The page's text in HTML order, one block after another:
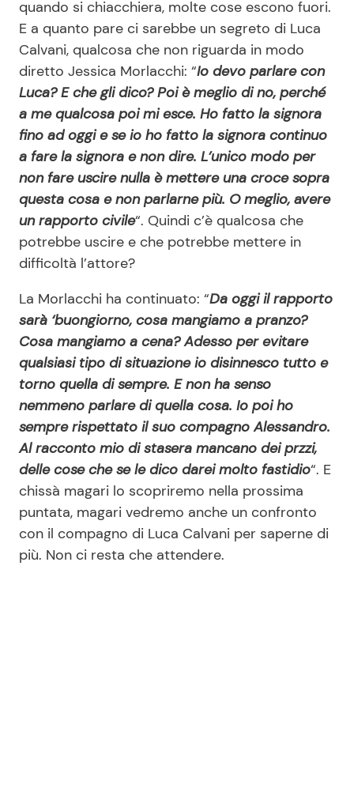
quando si chiacchiera, molte cose escono fuori.
E a quanto pare ci sarebbe un segreto di Luca
Calvani, qualcosa che non riguarda in modo
diretto Jessica Morlacchi: “Io devo parlare con
Luca? E che gli dico? Poi è meglio di no, perché
a me qualcosa poi mi esce. Ho fatto la signora
fino ad oggi e se io ho fatto la signora continuo
a fare la signora e non dire. L’unico modo per
non fare uscire nulla è mettere una croce sopra
questa cosa e non parlarne più. O meglio, avere
un rapporto civile“. Quindi c’è qualcosa che
potrebbe uscire e che potrebbe mettere in
difficoltà l’attore?
La Morlacchi ha continuato: “Da oggi il rapporto
sarà ‘buongiorno, cosa mangiamo a pranzo?
Cosa mangiamo a cena? Adesso per evitare
qualsiasi tipo di situazione io disinnesco tutto e
torno quella di sempre. E non ha senso
nemmeno parlare di quella cosa. Io poi ho
sempre rispettato il suo compagno Alessandro.
Al racconto mio di stasera mancano dei przzi,
delle cose che se le dico darei molto fastidio“. E
chissà magari lo scopriremo nella prossima
puntata, magari vedremo anche un confronto
con il compagno di Luca Calvani per saperne di
più. Non ci resta che attendere.